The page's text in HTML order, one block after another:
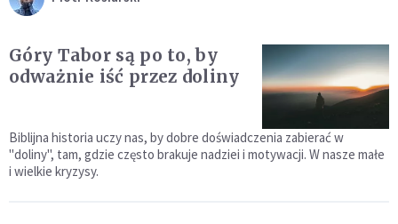
Góry Tabor są po to, by
odważnie iść przez doliny
Biblijna historia uczy nas, by dobre doświadczenia zabierać w
"doliny", tam, gdzie często brakuje nadziei i motywacji. W nasze małe
i wielkie kryzysy.